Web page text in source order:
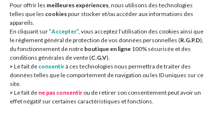
Pour offrir les meilleures expériences, nous utilisons des technologies
telles que les cookiespour stocker et/ou accéder aux informations des
appareils.
En cliquant sur ”Accepter”, vous acceptez l’utilisation des cookies ainsi que
le règlement général de protection de vos données personnelles (R.G.P.D),
du fonctionnement de notre boutique en ligne 100% sécurisée et des
conditions générales de vente (C.G.V).
> Le fait de consentirà ces technologies nous permettra de traiter des
données telles que le comportement de navigation ou les ID uniques sur ce
site.
> Le fait de ne pas consentir ou de retirer son consentement peut avoir un
effet négatif sur certaines caractéristiques et fonctions.
Nos